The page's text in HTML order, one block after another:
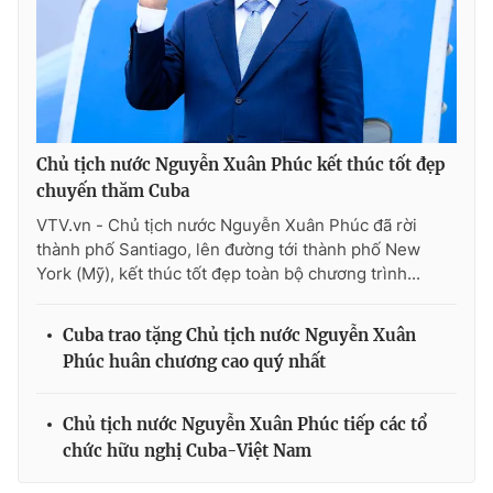
Cơ quan báo chí:Thời báo VTV
Giấy phép hoạt động báo in và báo điện tử số 483/GP-BTTTT
cấp ngày 29/12/2023
Tổng Biên tập:
Vũ Thanh Thủy
Phó Tổng Biên tập:Nguyễn Thị Mỹ Hạnh, Phạm Quốc Thắng,
Nguyễn Trọng Ninh
Tổng đài VTV:024.38 355 931 - 024.38 355 932
Ðiện thoại Thời báo VTV:024.66 897 897
Email:toasoan@vtv.vn
Liên hệ quảng cáo:
024-7300.7108
Chủ tịch nước Nguyễn Xuân Phúc kết thúc tốt đẹp
chuyến thăm Cuba
VTV.vn - Chủ tịch nước Nguyễn Xuân Phúc đã rời
thành phố Santiago, lên đường tới thành phố New
York (Mỹ), kết thúc tốt đẹp toàn bộ chương trình...
Cuba trao tặng Chủ tịch nước Nguyễn Xuân
Phúc huân chương cao quý nhất
Chủ tịch nước Nguyễn Xuân Phúc tiếp các tổ
chức hữu nghị Cuba-Việt Nam